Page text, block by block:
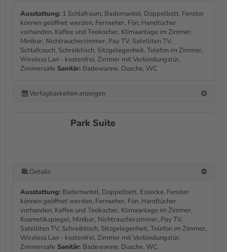
Ausstattung: 1 Schlafraum, Bademantel, Doppelbett, Fenster
können geöffnet werden, Fernseher, Fön, Handtücher
vorhanden, Kaffee und Teekocher, Klimaanlage im Zimmer,
Minibar, Nichtraucherzimmer, Pay TV, Satelliten TV,
Schlafcouch, Schreibtisch, Sitzgelegenheit, Telefon im Zimmer,
Wireless Lan - kostenfrei, Zimmer mit Verbindungstür,
Zimmersafe Sanitär: Badewanne, Dusche, WC
Verfügbarkeiten anzeigen
Park Suite
Details
Ausstattung: Bademantel, Doppelbett, Essecke, Fenster
können geöffnet werden, Fernseher, Fön, Handtücher
vorhanden, Kaffee und Teekocher, Klimaanlage im Zimmer,
Kosmetikspiegel, Minibar, Nichtraucherzimmer, Pay TV,
Satelliten TV, Schreibtisch, Sitzgelegenheit, Telefon im Zimmer,
Wireless Lan - kostenfrei, Zimmer mit Verbindungstür,
Zimmersafe Sanitär: Badewanne, Dusche, WC